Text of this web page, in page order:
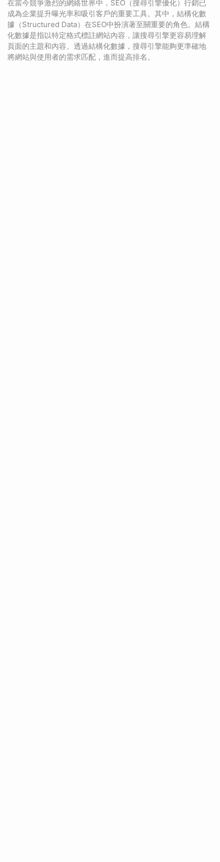
在當今競爭激烈的網絡世界中，SEO（搜尋引擎優化）行銷已
成為企業提升曝光率和吸引客戶的重要工具。其中，結構化數
據（Structured Data）在SEO中扮演著至關重要的角色。結構
化數據是指以特定格式標註網站內容，讓搜尋引擎更容易理解
頁面的主題和內容。透過結構化數據，搜尋引擎能夠更準確地
將網站與使用者的需求匹配，進而提高排名。